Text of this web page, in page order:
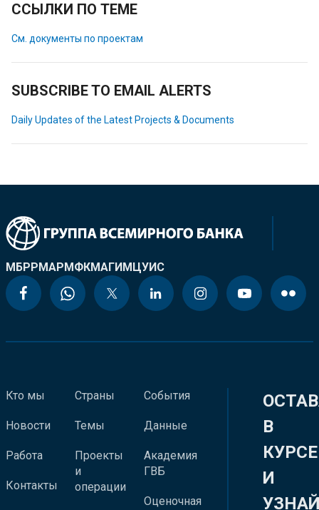
ССЫЛКИ ПО ТЕМЕ
См. документы по проектам
SUBSCRIBE TO EMAIL ALERTS
Daily Updates of the Latest Projects & Documents
МБРРМАРМФКМАГИМЦУИС
Кто мы
Новости
Работа
Контакты
Страны
Темы
Проекты
и
операции
События
Данные
Академия
ГВБ
Оценочная
В
КУРСЕ
И